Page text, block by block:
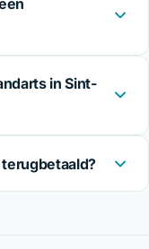
in Sint-